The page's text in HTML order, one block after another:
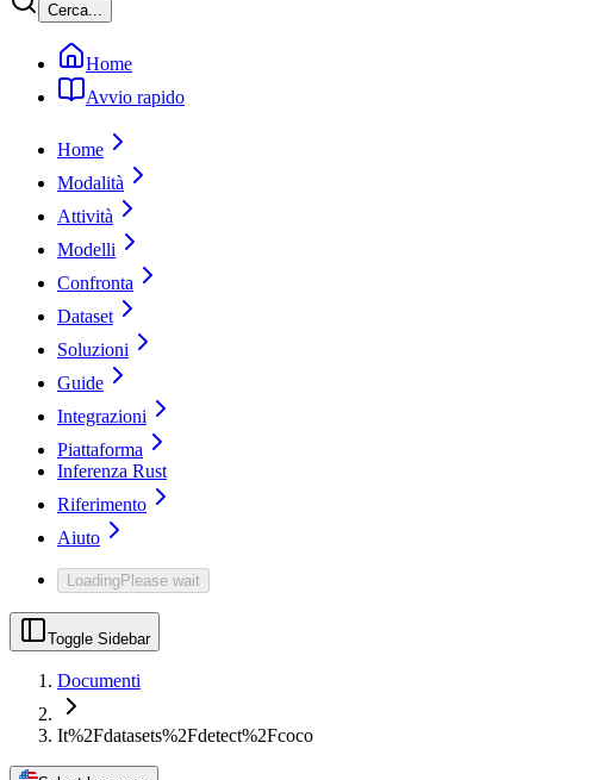
Cerca...
Home
Avvio rapido
Home
Modalità
Attività
Modelli
Confronta
Dataset
Soluzioni
Guide
Integrazioni
Piattaforma
Inferenza Rust
Riferimento
Aiuto
LoadingPlease wait
Toggle Sidebar
Documenti
It%2Fdatasets%2Fdetect%2Fcoco